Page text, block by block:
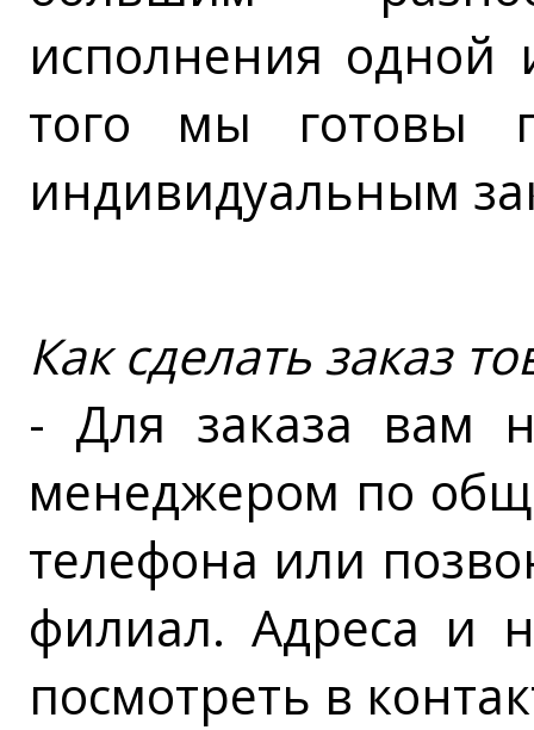
исполнения
того мы готовы
индивидуальным
Как сделать заказ
- Для заказа вам
менеджером по
телефона или
филиал. Адреса и
посмотреть в